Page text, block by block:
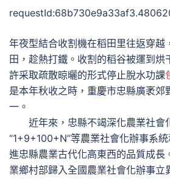
年夜型結合收割機在稻田里往返穿越
田，趁熱打鐵。收割的稻谷被運到烘
許采取疏散晾曬的形式停止脫水功課
是本年秋收之時，重慶市忠縣廣袤郊
一。
近年來，忠縣不竭深化農業社會
“1+9+100+N”等農業社會化辦事系
進忠縣農業古代化高東西的品質成
業鄉村部歸入全國農業社會化辦事立